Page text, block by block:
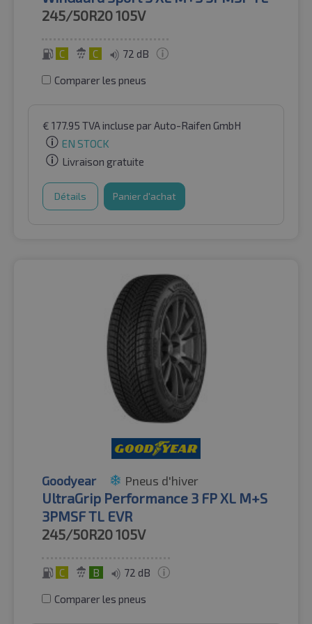
245/50R20105V
C C 72 dB
Comparer les pneus
€ 177.95 TVA incluse par Auto-Raifen GmbH
EN STOCK
Livraison gratuite
Détails Panier d'achat
Goodyear Pneus d'hiver
UltraGrip Performance 3 FP XL M+S
3PMSF TL EVR
245/50R20105V
C B 72 dB
Comparer les pneus